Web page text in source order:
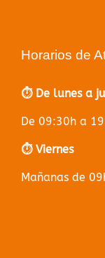
Horarios de
⏱️ De lunes a
De 09:30h a
⏱️ Viernes
Mañanas de